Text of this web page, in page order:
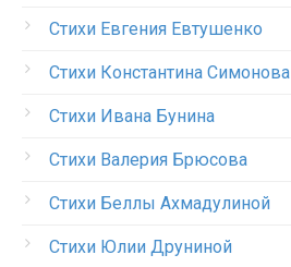
Стихи Евгения Евтушенко
Стихи Константина Симонова
Стихи Ивана Бунина
Стихи Валерия Брюсова
Стихи Беллы Ахмадулиной
Стихи Юлии Друниной